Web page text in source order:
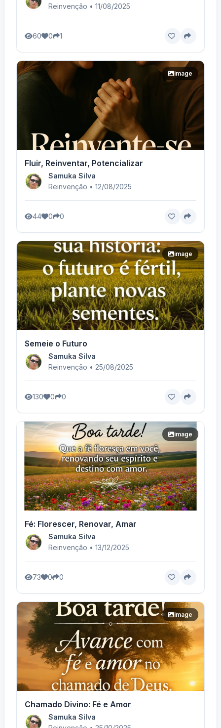
Reinvenção • 11/08/2025
60 0 1
image
Fluir, Reinventar, Potencializar
Samuka Silva
Reinvenção • 12/08/2025
44 0 0
image
Semeie o Futuro
Samuka Silva
Reinvenção • 25/08/2025
130 0 0
image
Fé: Florescer, Renovar, Amar
Samuka Silva
Reinvenção • 13/12/2025
73 0 0
image
Chamado Divino: Fé e Amor
Samuka Silva